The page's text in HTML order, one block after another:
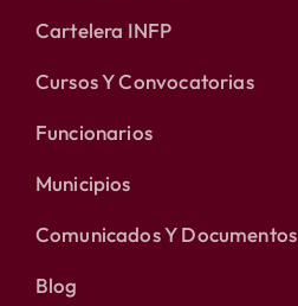
Cartelera INFP
Cursos Y Convocatorias
Funcionarios
Municipios
Comunicados Y Documentos
Blog